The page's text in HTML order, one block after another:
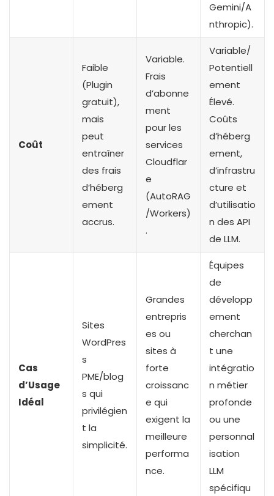
Gemini/A
nthropic).
Coût
Faible
(Plugin
gratuit),
mais
peut
entraîner
des frais
d’héberg
ement
accrus.
Variable.
Frais
d’abonne
ment
pour les
services
Cloudflar
e
(AutoRAG
/Workers)
.
Variable/
Potentiell
ement
Élevé.
Coûts
d’héberg
ement,
d’infrastru
cture et
d’utilisatio
n des API
de LLM.
Cas
d’Usage
Idéal
Sites
WordPres
s
PME/blog
s qui
privilégien
t la
simplicité.
Grandes
entrepris
es ou
sites à
forte
croissanc
e qui
exigent la
meilleure
performa
nce.
Équipes
de
développ
ement
cherchan
t une
intégratio
n métier
profonde
ou une
personnal
isation
LLM
spécifiqu